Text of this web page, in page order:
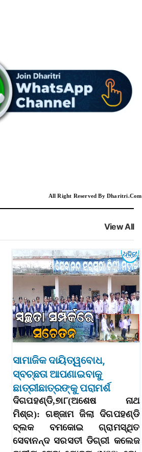
All Right Reserved By Dharitri.Com
View All
ସାମାଜିକ ଦାୟିତ୍ୱବୋଧ,
ସ୍ବଚ୍ଛତା ଆପଣାଇବାକୁ
ଛାତ୍ରୀଛାତ୍ରଙ୍କୁ ପରାମର୍ଶ
ଦିଗପହଣ୍ଡି,୭ା୮(ଅଶେଷ ନାଥ
ମିଶ୍ର): ଗଞ୍ଜାମ ଜିଲା ଦିଗପହଣ୍ଡି
ବ୍ଲକ ବମକୋଇ ଗ୍ରାମସ୍ଥିତ
ସେବାନନ୍ଦ ସରସତୀ ଡିଗ୍ରୀ କଲେଜ